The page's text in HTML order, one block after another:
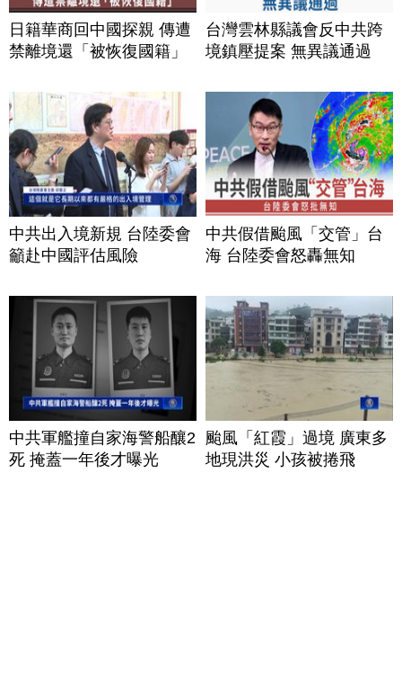
日籍華商回中國探親 傳遭
禁離境還「被恢復國籍」
台灣雲林縣議會反中共跨
境鎮壓提案 無異議通過
中共出入境新規 台陸委會
籲赴中國評估風險
中共假借颱風「交管」台
海 台陸委會怒轟無知
中共軍艦撞自家海警船釀2
死 掩蓋一年後才曝光
颱風「紅霞」過境 廣東多
地現洪災 小孩被捲飛